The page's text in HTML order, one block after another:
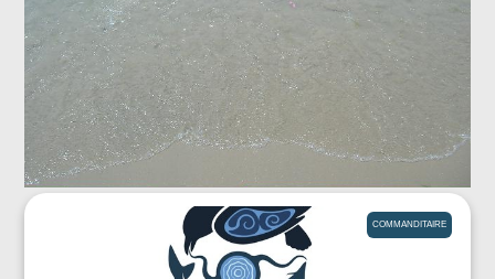
COMMANDITAIRE